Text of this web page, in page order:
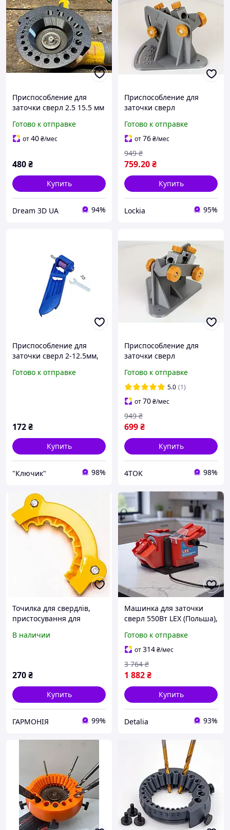
Приспособление для
заточки сверл 2.5 15.5 мм
шлифовальных машин
125 мм
Готово к отправке
от40₴/мес
480₴
Купить
Dream 3D UA 94%
Приспособление для
заточки сверл
Готово к отправке
от76₴/мес
759.20₴
949 ₴
Купить
Lockia 95%
Приспособление для
заточки сверл 2-12.5мм,
дрель, 160 мм Kriocy
Готово к отправке
172₴
Купить
"Ключик" 98%
Приспособление для
заточки сверл
Готово к отправке
5.0 (1)
от70₴/мес
699₴
949 ₴
Купить
4TOK 98%
Точилка для свердлів,
пристосування для
шліфувальний диск
В наличии
270₴
Купить
ГАРМОНІЯ 99%
Машинка для заточки
сверл 550Вт LEX (Польша),
заточки, Точильный
станок электрический,
Мини точило, TBX
Готово к отправке
от314₴/мес
1 882₴
3 764 ₴
Купить
Detalia 93%